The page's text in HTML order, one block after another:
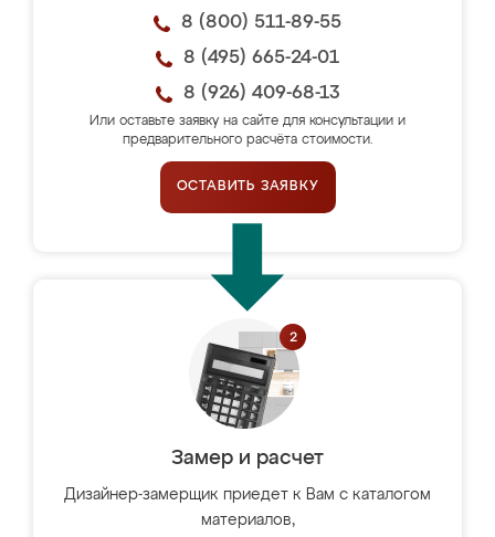
8 (800) 511-89-55
8 (495) 665-24-01
8 (926) 409-68-13
Или оставьте заявку на сайте для консультации и
предварительного расчёта стоимости.
ОСТАВИТЬ ЗАЯВКУ
Замер и расчет
Дизайнер-замерщик приедет к Вам с каталогом
материалов,